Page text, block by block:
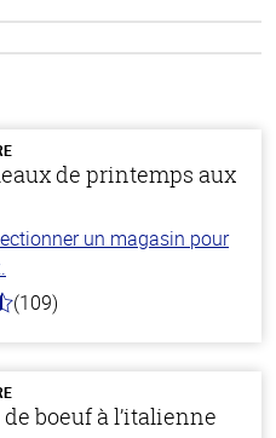
de printemps aux
un magasin pour
(109)
boeuf à l’italienne